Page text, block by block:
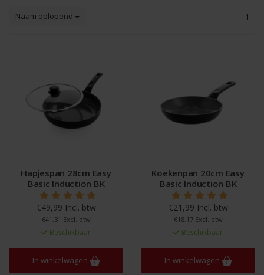
Naam oplopend 1
Hapjespan 28cm Easy
Basic Induction BK
€49,99 Incl. btw
€41,31 Excl. btw
Beschikbaar
In winkelwagen
Koekenpan 20cm Easy
Basic Induction BK
€21,99 Incl. btw
€18,17 Excl. btw
Beschikbaar
In winkelwagen